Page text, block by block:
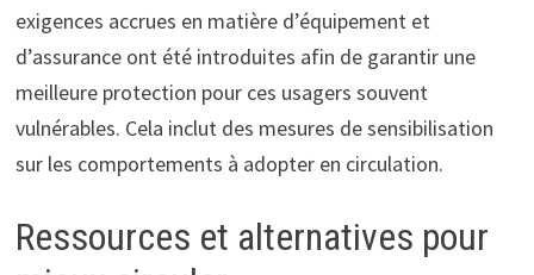
exigences accrues en matière d’équipement et
d’assurance ont été introduites afin de garantir une
meilleure protection pour ces usagers souvent
vulnérables. Cela inclut des mesures de sensibilisation
sur les comportements à adopter en circulation.
Ressources et alternatives pour